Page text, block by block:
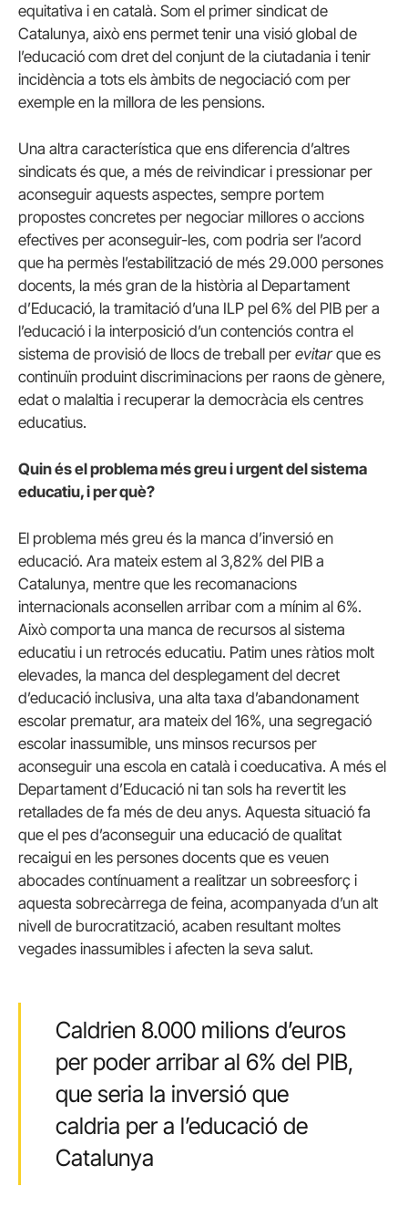
equitativa i en català. Som el primer sindicat de
Catalunya, això ens permet tenir una visió global de
l’educació com dret del conjunt de la ciutadania i tenir
incidència a tots els àmbits de negociació com per
exemple en la millora de les pensions.
Una altra característica que ens diferencia d’altres
sindicats és que, a més de reivindicar i pressionar per
aconseguir aquests aspectes, sempre portem
propostes concretes per negociar millores o accions
efectives per aconseguir-les, com podria ser l’acord
que ha permès l’estabilització de més 29.000 persones
docents, la més gran de la història al Departament
d’Educació, la tramitació d’una ILP pel 6% del PIB per a
l’educació i la interposició d’un contenciós contra el
sistema de provisió de llocs de treball per evitarque es
continuïn produint discriminacions per raons de gènere,
edat o malaltia i recuperar la democràcia els centres
educatius.
Quin és el problema més greu i urgent del sistema
educatiu, i per què?
El problema més greu és la manca d’inversió en
educació. Ara mateix estem al 3,82% del PIB a
Catalunya, mentre que les recomanacions
internacionals aconsellen arribar com a mínim al 6%.
Això comporta una manca de recursos al sistema
educatiu i un retrocés educatiu. Patim unes ràtios molt
elevades, la manca del desplegament del decret
d’educació inclusiva, una alta taxa d’abandonament
escolar prematur, ara mateix del 16%, una segregació
escolar inassumible, uns minsos recursos per
aconseguir una escola en català i coeducativa. A més el
Departament d’Educació ni tan sols ha revertit les
retallades de fa més de deu anys. Aquesta situació fa
que el pes d’aconseguir una educació de qualitat
recaigui en les persones docents que es veuen
abocades contínuament a realitzar un sobreesforç i
aquesta sobrecàrrega de feina, acompanyada d’un alt
nivell de burocratització, acaben resultant moltes
vegades inassumibles i afecten la seva salut.
Caldrien 8.000 milions d’euros
per poder arribar al 6% del PIB,
que seria la inversió que
caldria per a l’educació de
Catalunya